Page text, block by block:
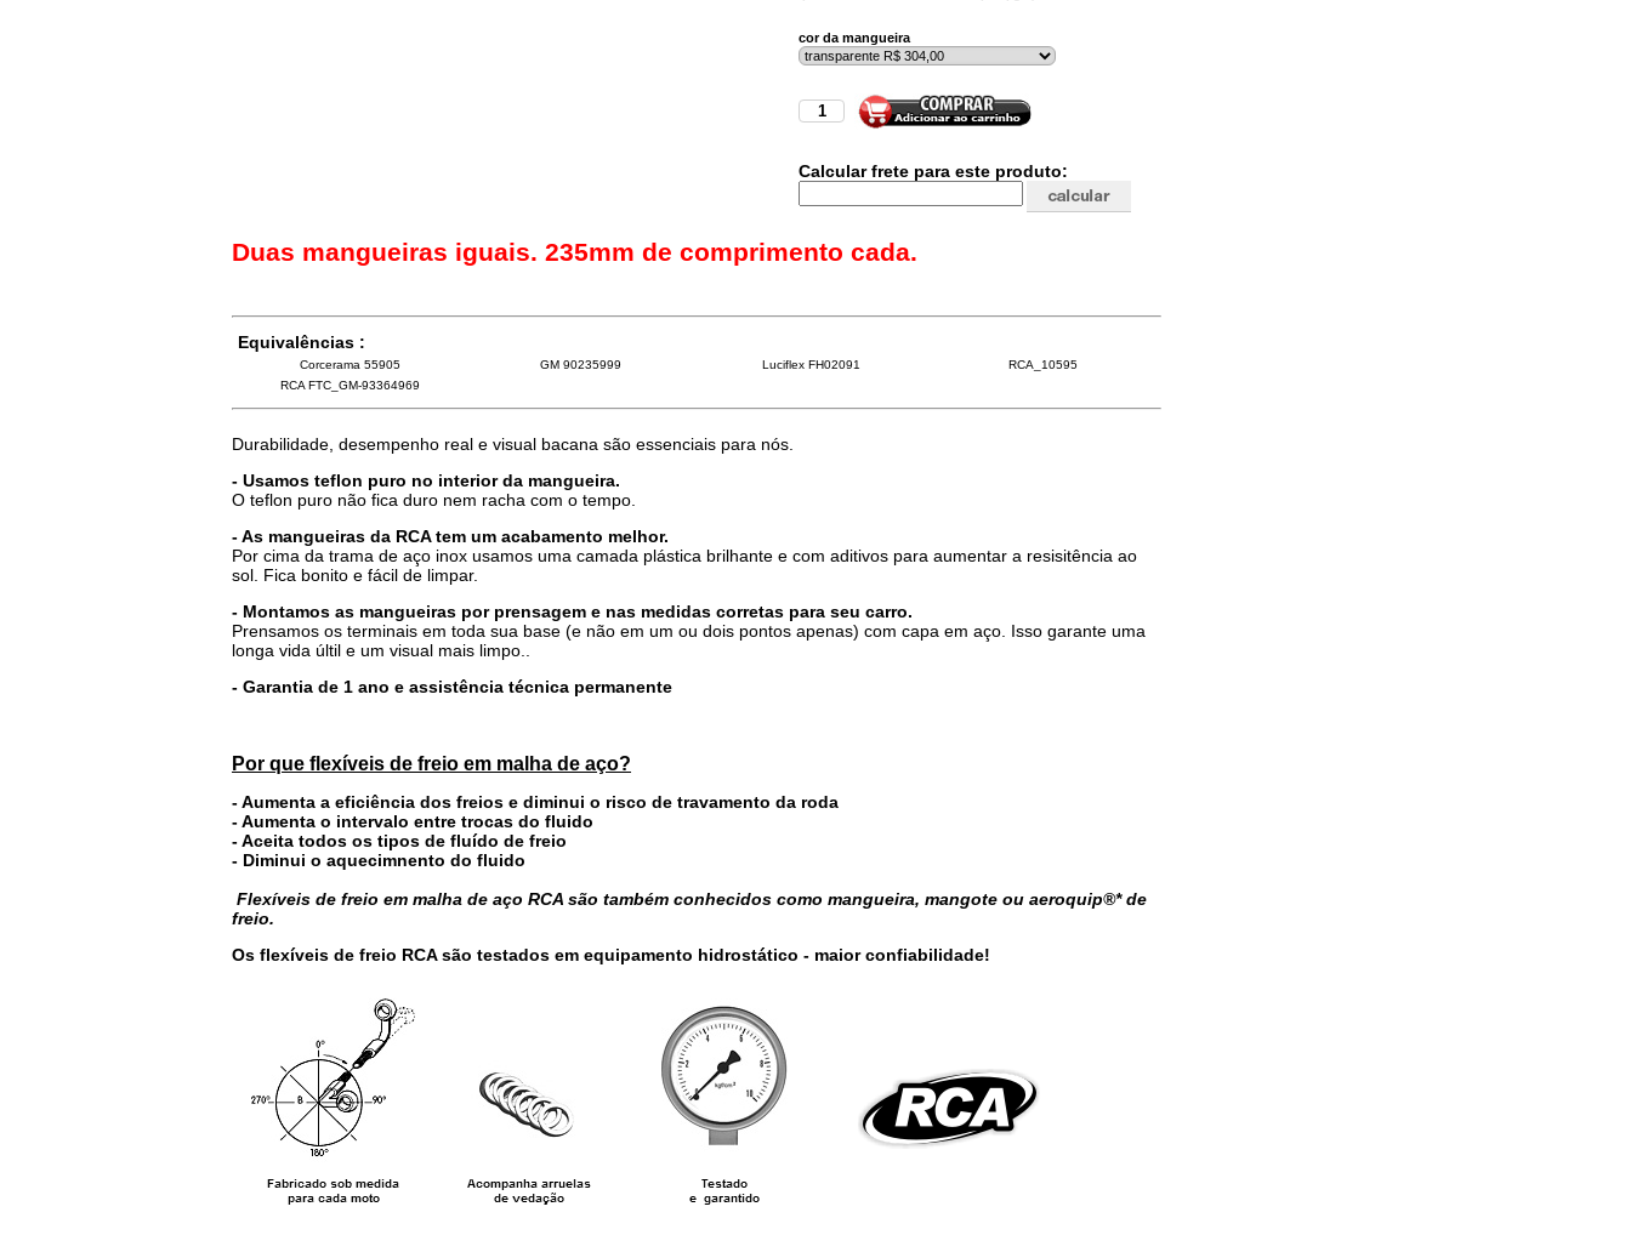
cor da mangueira
Calcular frete para este produto:
Duas mangueiras iguais. 235mm de comprimento cada.
Equivalências :
Corcerama 55905 GM 90235999 Luciflex FH02091
RCA_10595
RCA FTC_GM-93364969
Durabilidade, desempenho real e visual bacana são essenciais para nós.
- Usamos teflon puro no interior da mangueira.
O teflon puro não fica duro nem racha com o tempo.
- As mangueiras da RCA tem um acabamento melhor.
Por cima da trama de aço inox usamos uma camada plástica brilhante e com aditivos para aumentar a resisitência ao
sol. Fica bonito e fácil de limpar.
- Montamos as mangueiras por prensagem e nas medidas corretas para seu carro.
Prensamos os terminais em toda sua base (e não em um ou dois pontos apenas) com capa em aço. Isso garante uma
longa vida últil e um visual mais limpo..
- Garantia de 1 ano e assistência técnica permanente
Por que flexíveis de freio em malha de aço?
- Aumenta a eficiência dos freios e diminui o risco de travamento da roda
- Aumenta o intervalo entre trocas do fluido
- Aceita todos os tipos de fluído de freio
- Diminui o aquecimnento do fluido
Flexíveis de freio em malha de aço RCA são também conhecidos como mangueira, mangote ou aeroquip®* de
freio.
Os flexíveis de freio RCA são testados em equipamento hidrostático - maior confiabilidade!